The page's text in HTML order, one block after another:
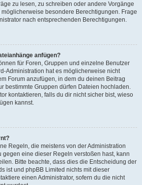
zu lesen, zu schreiben oder andere Vorgänge
besondere Berechtigungen. Frage
nach entsprechenden Berechtigungen.
anfügen?
für Foren, Gruppen und einzelne Benutzer
Administration hat es möglicherweise nicht
Forum anzufügen, in dem du deinen Beitrag
bestimmte Gruppen dürfen Dateien hochladen.
kontaktieren, falls du dir nicht sicher bist, wieso
kannst.
Regeln, die meistens von der Administration
gegen eine dieser Regeln verstoßen hast, kann
Bitte beachte, dass dies die Entscheidung der
ist und phpBB Limited nichts mit dieser
einen Administrator, sofern du die nicht